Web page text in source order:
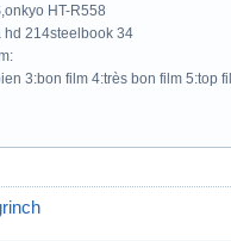
HT-R558
hd 214steelbook 34
3:bon film 4:très bon film 5:top